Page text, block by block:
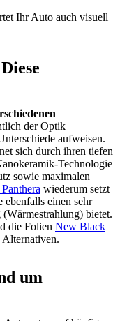
Ihr Auto auch visuell
der Optik
aufweisen.
sich durch ihren tiefen
Technologie
sowie maximalen
wiederum setzt
ebenfalls einen sehr
bietet.
die Folien New Black
Alternativen.
um